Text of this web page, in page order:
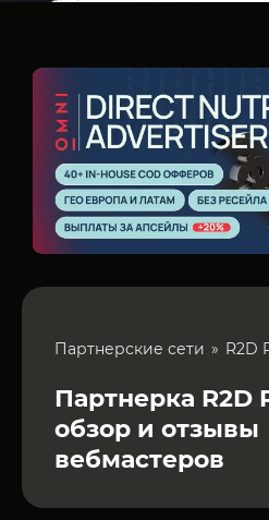
Партнерские сети R2D
Партнерка R2D
обзор и отзывы
вебмастеров